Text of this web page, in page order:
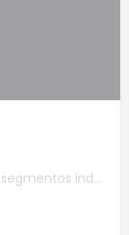
Soluções em metalurgia para diversos segmentos industriais